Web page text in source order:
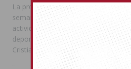
La programación reunió durante más
semana actos institucionales,
actividades familiares, competiciones
deportivas y las celebraciones de
Cristianos